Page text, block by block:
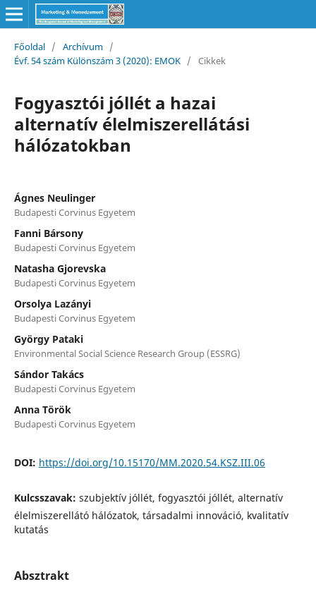
Főoldal / Archívum /
Évf. 54 szám Különszám 3 (2020): EMOK / Cikkek
Fogyasztói jóllét a hazai
alternatív élelmiszerellátási
hálózatokban
Ágnes Neulinger
Budapesti Corvinus Egyetem
Fanni Bársony
Budapesti Corvinus Egyetem
Natasha Gjorevska
Budapesti Corvinus Egyetem
Orsolya Lazányi
Budapesti Corvinus Egyetem
György Pataki
Environmental Social Science Research Group (ESSRG)
Sándor Takács
Budapesti Corvinus Egyetem
Anna Török
Budapesti Corvinus Egyetem
DOI: https://doi.org/10.15170/MM.2020.54.KSZ.III.06
Kulcsszavak: szubjektív jóllét, fogyasztói jóllét, alternatív
élelmiszerellátó hálózatok, társadalmi innováció, kvalitatív
kutatás
Absztrakt